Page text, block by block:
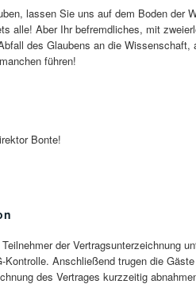
lassen Sie uns auf dem Boden der
alle! Aber Ihr befremdliches, mit
des Glaubens an die
führen!
Bonte!
der Vertragsunterzeichnung
Kontrolle. Anschließend trugen die
des Vertrages kurzzeitig